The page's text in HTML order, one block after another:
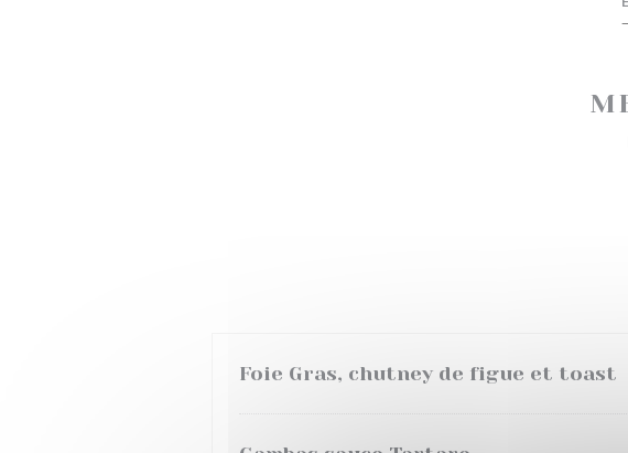
Foie Gras, chutney de figue et toast